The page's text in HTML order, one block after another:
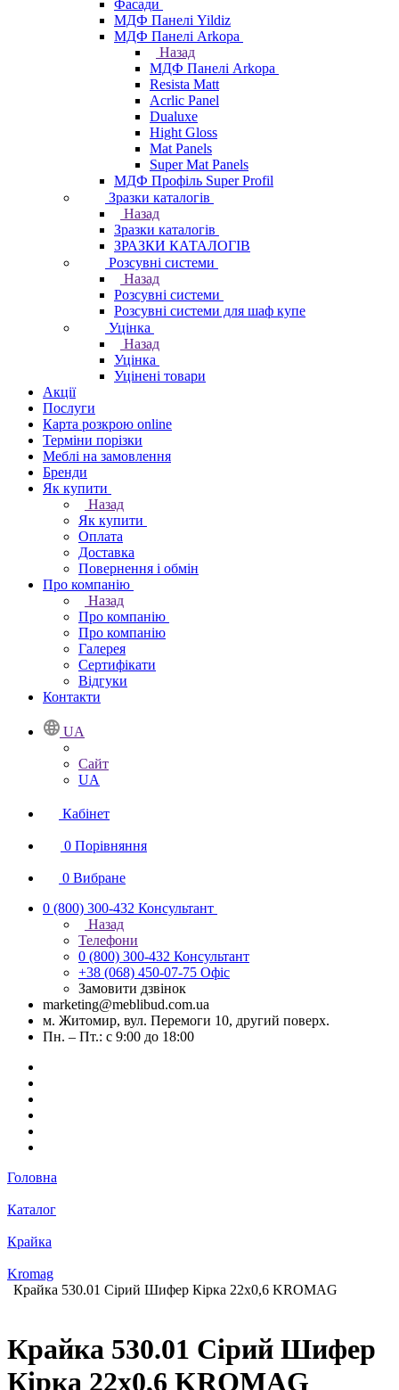
Фасади
МДФ Панелі Yildiz
МДФ Панелі Arkopa
Назад
МДФ Панелі Arkopa
Resista Matt
Acrlic Panel
Dualuxe
Hight Gloss
Mat Panels
Super Mat Panels
МДФ Профіль Super Profil
Зразки каталогів
Назад
Зразки каталогів
ЗРАЗКИ КАТАЛОГІВ
Розсувні системи
Назад
Розсувні системи
Розсувні системи для шаф купе
Уцінка
Назад
Уцінка
Уцінені товари
Акції
Послуги
Карта розкрою online
Терміни порізки
Меблі на замовлення
Бренди
Як купити
Назад
Як купити
Оплата
Доставка
Повернення і обмін
Про компанію
Назад
Про компанію
Про компанію
Галерея
Сертифікати
Відгуки
Контакти
UA
Сайт
UA
Кабінет
0 Порівняння
0 Вибране
0 (800) 300-432 Консультант
Назад
Телефони
0 (800) 300-432 Консультант
+38 (068) 450-07-75 Офіс
Замовити дзвінок
marketing@meblibud.com.ua
м. Житомир, вул. Перемоги 10, другий поверх.
Пн. – Пт.: с 9:00 до 18:00
Головна
Каталог
Крайка
Kromag
Крайка 530.01 Сірий Шифер Кірка 22х0,6 KROMAG
Крайка 530.01 Сірий Шифер
Кірка 22х0,6 KROMAG